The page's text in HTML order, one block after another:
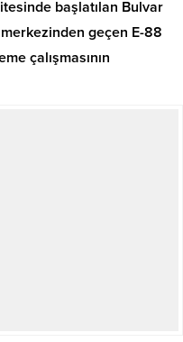
başlatılan Bulvar
geçen E-88
çalışmasının